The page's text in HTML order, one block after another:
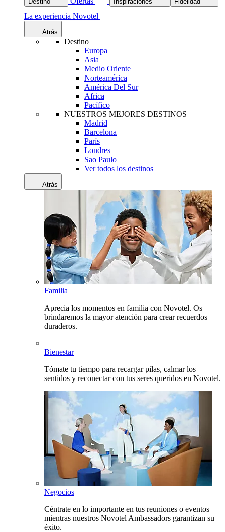
La experiencia Novotel
Atrás
Destino
Europa
Asia
Medio Oriente
Norteamérica
América Del Sur
Africa
Pacífico
NUESTROS MEJORES DESTINOS
Madrid
Barcelona
París
Londres
Sao Paulo
Ver todos los destinos
Atrás
Familia
Aprecia los momentos en familia con Novotel. Os
brindaremos la mayor atención para crear recuerdos
duraderos.
Bienestar
Tómate tu tiempo para recargar pilas, calmar los
sentidos y reconectar con tus seres queridos en Novotel.
Negocios
Céntrate en lo importante en tus reuniones o eventos
mientras nuestros Novotel Ambassadors garantizan su
éxito.